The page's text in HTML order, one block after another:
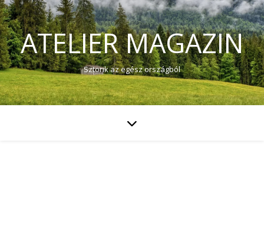
ATELIER MAGAZIN
Sztorik az egész országból